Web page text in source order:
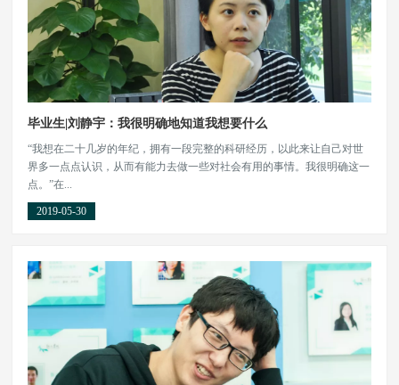
毕业生|刘静宇：我很明确地知道我想要什么
“我想在二十几岁的年纪，拥有一段完整的科研经历，以此来让自己对世
界多一点点认识，从而有能力去做一些对社会有用的事情。我很明确这一
点。”在...
2019-05-30